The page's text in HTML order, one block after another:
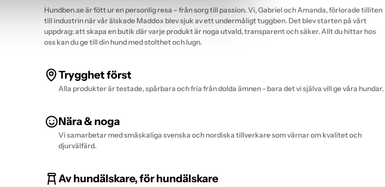
Hundben.se är fött ur en personlig resa – från sorg till passion. Vi, Gabriel och Amanda, förlorade tilliten
till industrin när vår älskade Maddox blev sjuk av ett undermåligt tuggben. Det blev starten på vårt
uppdrag: att skapa en butik där varje produkt är noga utvald, transparent och säker. Allt du hittar hos
oss kan du ge till din hund med stolthet och lugn.
Trygghet först
Alla produkter är testade, spårbara och fria från dolda ämnen - bara det vi själva vill ge våra hundar.
Nära & noga
Vi samarbetar med småskaliga svenska och nordiska tillverkare som värnar om kvalitet och
djurvälfärd.
Av hundälskare, för hundälskare